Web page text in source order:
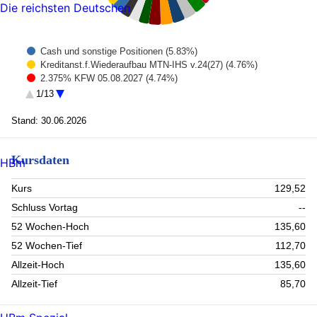
Cash und sonstige Positionen (5.83%)
Kreditanst.f.Wiederaufbau MTN-IHS v.24(27) (4.76%)
2.375% KFW 05.08.2027 (4.74%)
European Investment Bank EO-Medium-Term Notes 2012(27)
(4.71%)
European Union 24/06.12.2027 MTN (4.69%)
EUROPEAN INVESTMENT BANK SR UNSECURED 02/28
5.625 (3.43%)
Tesla (3.22%)
Amazon.com (3.14%)
Nvidia Corp. (3.06%)
BLOCK INC CLASS A (3.05%)
Goldman Sachs Group Inc. (2.56%)
AST SpaceMobile Inc (2.55%)
Morgan Stanley (2.55%)
COINBASE GLOBAL INC -CLASS A (2.53%)
REDDIT INC CLASS A (2.25%)
1/13
Stand: 30.06.2026
Kursdaten
Kurs
129,52
Schluss Vortag
--
52 Wochen-Hoch
135,60
52 Wochen-Tief
112,70
Allzeit-Hoch
135,60
Allzeit-Tief
85,70
Die reichsten Deutschen
HBm